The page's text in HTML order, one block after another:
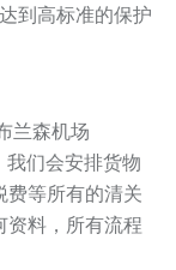
到高标准的保护
兰森机场
我们会安排货物
费等所有的清关
资料，所有流程